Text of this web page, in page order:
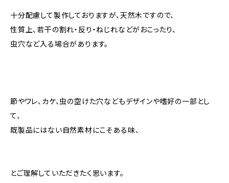
十分配慮して製作しておりますが、天然木ですので、
性質上、若干の割れ・反り・ねじれなどがおこったり、
虫穴など入る場合があります。
節やワレ、カケ、虫の空けた穴などもデザインや嗜好の一部とし
て、
既製品にはない自然素材にこそある味、
とご理解していただきたく思います。